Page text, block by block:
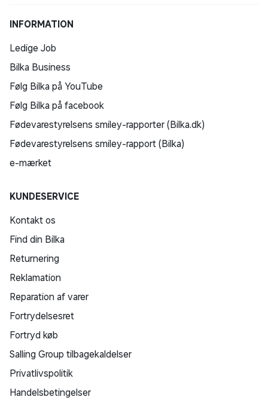
INFORMATION
Ledige Job
Bilka Business
Følg Bilka på YouTube
Følg Bilka på facebook
Fødevarestyrelsens smiley-rapporter (Bilka.dk)
Fødevarestyrelsens smiley-rapport (Bilka)
e-mærket
KUNDESERVICE
Kontakt os
Find din Bilka
Returnering
Reklamation
Reparation af varer
Fortrydelsesret
Fortryd køb
Salling Group tilbagekaldelser
Privatlivspolitik
Handelsbetingelser